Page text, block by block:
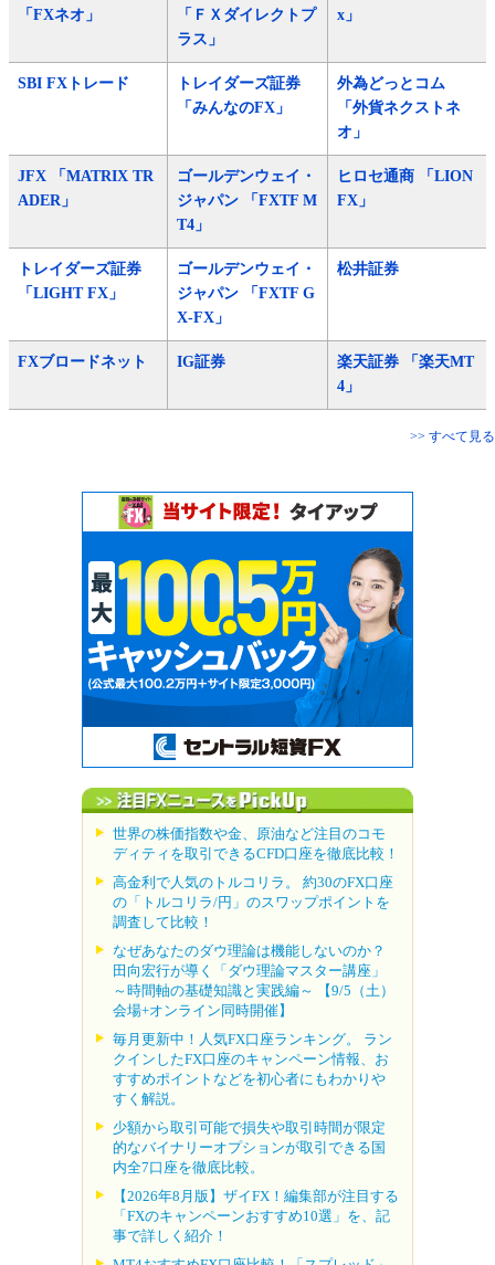
「FXネオ」
「ＦＸダイレクトプ
ラス」
x」
SBI FXトレード
トレイダーズ証券
「みんなのFX」
外為どっとコム
「外貨ネクストネ
オ」
JFX 「MATRIX TR
ADER」
ゴールデンウェイ・
ジャパン 「FXTF M
T4」
ヒロセ通商 「LION
FX」
トレイダーズ証券
「LIGHT FX」
ゴールデンウェイ・
ジャパン 「FXTF G
X-FX」
松井証券
FXブロードネット IG証券
楽天証券 「楽天MT
4」
>> すべて見る
世界の株価指数や金、原油など注目のコモ
ディティを取引できるCFD口座を徹底比較！
高金利で人気のトルコリラ。 約30のFX口座
の「トルコリラ/円」のスワップポイントを
調査して比較！
なぜあなたのダウ理論は機能しないのか？
田向宏行が導く「ダウ理論マスター講座」
～時間軸の基礎知識と実践編～ 【9/5（土）
会場+オンライン同時開催】
毎月更新中！人気FX口座ランキング。 ラン
クインしたFX口座のキャンペーン情報、お
すすめポイントなどを初心者にもわかりや
すく解説。
少額から取引可能で損失や取引時間が限定
的なバイナリーオプションが取引できる国
内全7口座を徹底比較。
【2026年8月版】ザイFX！編集部が注目する
「FXのキャンペーンおすすめ10選」を、記
事で詳しく紹介！